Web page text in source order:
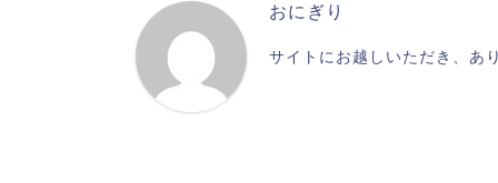
おにぎり
サイトにお越しいただき、あ